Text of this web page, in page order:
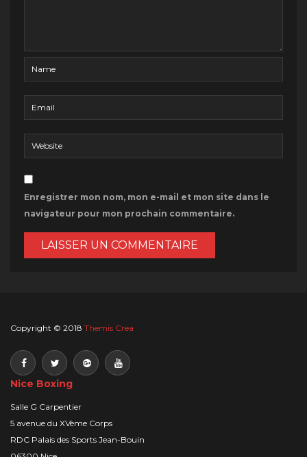
Enregistrer mon nom, mon e-mail et mon site dans le
navigateur pour mon prochain commentaire.
Copyright © 2018 Themis Crea
Nice Boxing
Salle G Carpentier
5 avenue du XVème Corps
RDC Palais des Sports Jean-Bouin